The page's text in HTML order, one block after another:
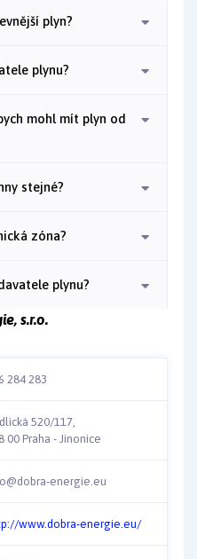
plyn?
plynu?
mohl mít plyn od
stejné?
zóna?
plynu?
s.r.o.
284 283
520/117,
00 Praha - Jinonice
energie.eu
www.dobra-energie.eu/